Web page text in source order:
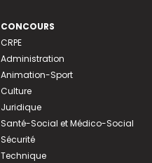
CONCOURS
CRPE
Administration
Animation-Sport
Culture
Juridique
Santé-Social et Médico-Social
Sécurité
Technique